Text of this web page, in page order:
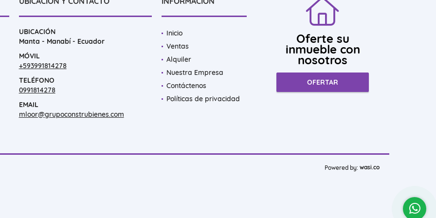
UBICACIÓN
Manta - Manabí - Ecuador
MÓVIL
+593991814278
TELÉFONO
0991814278
EMAIL
mloor@grupoconstrubienes.com
Inicio
Ventas
Alquiler
Nuestra Empresa
Contáctenos
Políticas de privacidad
Oferte su
inmueble con
nosotros
OFERTAR
Powered by: wasi.co